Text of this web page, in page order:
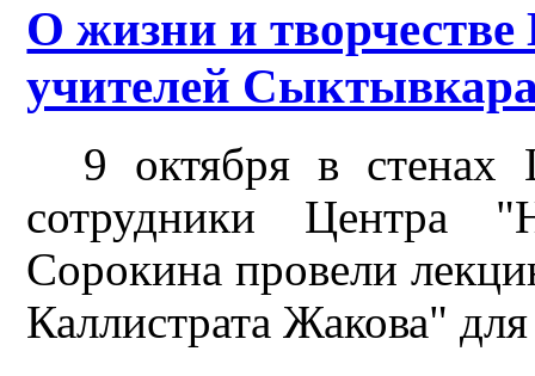
О жизни и
учителей
9 октября в стенах
сотрудники Центра
Сорокина провели
Каллистрата Жакова"